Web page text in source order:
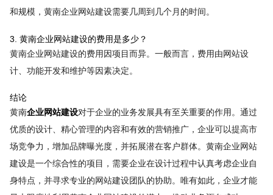
和规模，黄南企业网站建设需要几周到几个月的时间。
3. 黄南企业网站建设的费用是多少？
黄南企业网站建设的费用因项目而异。一般而言，费用由网站设
计、功能开发和维护等因素决定。
结论
黄南企业网站建设对于企业的业务发展具有至关重要的作用。通过
优质的设计、精心管理的内容和有效的营销推广，企业可以提高市
场竞争力，增加品牌曝光度，并拓展潜在客户群体。黄南企业网站
建设是一个综合性的项目，需要企业在设计过程中认真考虑企业自
身特点，并寻求专业的网站建设团队的协助。唯有如此，企业才能